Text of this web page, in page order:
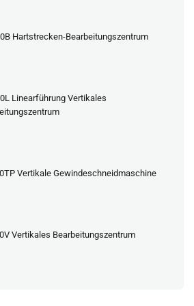
Hartstrecken-Bearbeitungszentrum
Linearführung Vertikales
Vertikale Gewindeschneidmaschine
Vertikales Bearbeitungszentrum